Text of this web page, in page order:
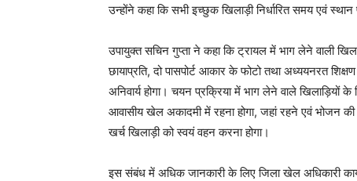
उन्होंने कहा कि सभी इच्छुक खिलाड़ी निर्धारित समय एवं
उपायुक्त सचिन गुप्ता ने कहा कि ट्रायल में भाग लेने वाली
छायाप्रति, दो पासपोर्ट आकार के फोटो तथा अध्ययनरत
अनिवार्य होगा। चयन प्रक्रिया में भाग लेने वाले खिलाड़ियों
आवासीय खेल अकादमी में रहना होगा, जहां रहने एवं भोजन की
खर्च खिलाड़ी को स्वयं वहन करना होगा।
इस संबंध में अधिक जानकारी के लिए जिला खेल अधिकारी